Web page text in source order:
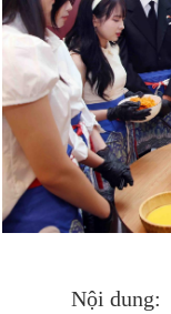
Nội dung: